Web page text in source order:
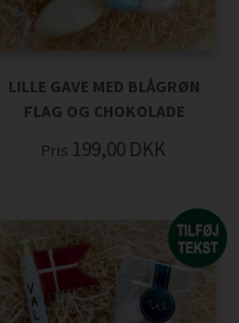
LILLE GAVE MED BLÅGRØN
FLAG OG CHOKOLADE
Pris 199,00 DKK